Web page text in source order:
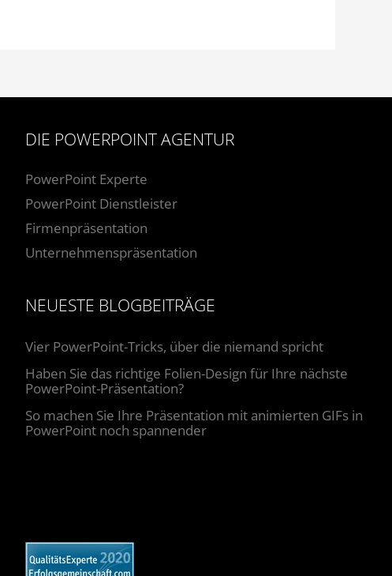
DIE POWERPOINT AGENTUR
PowerPoint Experte
PowerPoint Dienstleister
Firmenpräsentation
Unternehmenspräsentation
NEUESTE BLOGBEITRÄGE
Vier PowerPoint-Tricks, über die niemand spricht
Haben Sie das richtige Folien-Design für Ihre nächste
PowerPoint-Präsentation?
So machen Sie Ihre Präsentation mit animierten GIFs in
PowerPoint noch spannender